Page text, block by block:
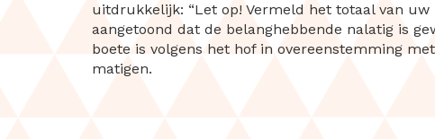
uitdrukkelijk: “Let op! Vermeld het totaal van
aangetoond dat de belanghebbende nalatig is
boete is volgens het hof in overeenstemming
matigen.